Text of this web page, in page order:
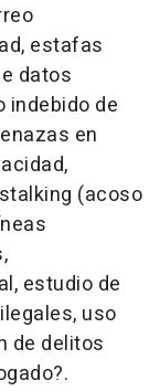
estafas
datos
indebido de
en
(acoso
estudio de
uso
de delitos